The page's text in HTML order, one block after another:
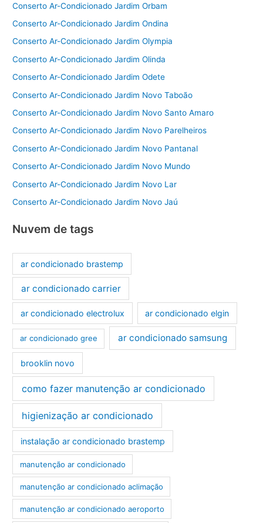
Conserto Ar-Condicionado Jardim Orbam
Conserto Ar-Condicionado Jardim Ondina
Conserto Ar-Condicionado Jardim Olympia
Conserto Ar-Condicionado Jardim Olinda
Conserto Ar-Condicionado Jardim Odete
Conserto Ar-Condicionado Jardim Novo Taboão
Conserto Ar-Condicionado Jardim Novo Santo Amaro
Conserto Ar-Condicionado Jardim Novo Parelheiros
Conserto Ar-Condicionado Jardim Novo Pantanal
Conserto Ar-Condicionado Jardim Novo Mundo
Conserto Ar-Condicionado Jardim Novo Lar
Conserto Ar-Condicionado Jardim Novo Jaú
Nuvem de tags
ar condicionado brastemp
ar condicionado carrier
ar condicionado electrolux ar condicionado elgin
ar condicionado gree ar condicionado samsung
brooklin novo
como fazer manutenção ar condicionado
higienização ar condicionado
instalação ar condicionado brastemp
manutenção ar condicionado
manutenção ar condicionado aclimação
manutenção ar condicionado aeroporto